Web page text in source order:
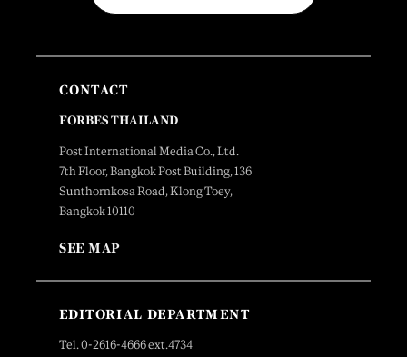
CONTACT
FORBES THAILAND
Post International Media Co., Ltd.
7th Floor, Bangkok Post Building, 136
Sunthornkosa Road, Klong Toey,
Bangkok 10110
SEE MAP
EDITORIAL DEPARTMENT
Tel. 0-2616-4666 ext.4734